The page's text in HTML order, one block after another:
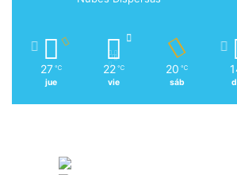
27 ℃
jue
22 ℃
vie
20 ℃
sáb